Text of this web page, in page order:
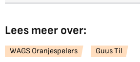
Lees meer over:
WAGS Oranjespelers Guus Til